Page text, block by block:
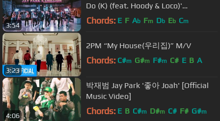
3:54
Do (K) (feat. Hoody & Loco)'
[Choreography Version]
Chords: E F Ab Fm Db Eb Cm
3:23
2PM “My House(우리집)” M/V
Chords: C#m G#m F#m C# E B A
4:06
박재범 Jay Park '좋아 Joah' [Official
Music Video]
Chords: E B C#m D#m C# F# G#m